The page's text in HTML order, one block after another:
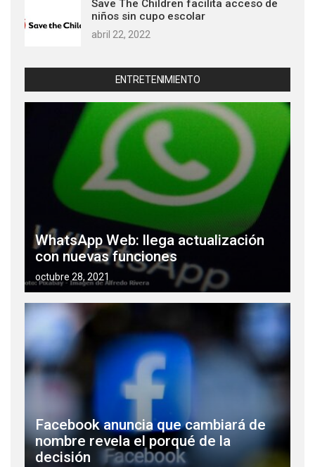
Save The Children facilita acceso de
niños sin cupo escolar
abril 22, 2022
ENTRETENIMIENTO
WhatsApp Web: llega actualización
con nuevas funciones
octubre 28, 2021
Facebook anuncia que cambiará de
nombre revela el porqué de la
decisión